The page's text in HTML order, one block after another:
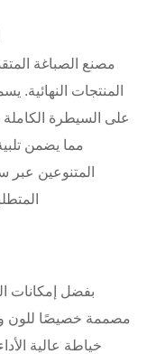
المنتجات النهائية.
على السيطرة
مما يضمن
المتنوعين عبر
بفضل إمكانات
مصممة خصيصًا للون
خياطة عالية